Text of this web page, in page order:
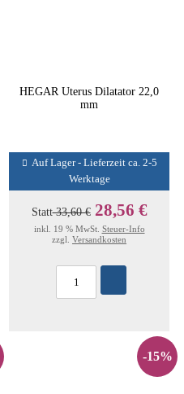
HEGAR Uterus Dilatator 22,0
mm
Auf Lager - Lieferzeit ca. 2-5
Werktage
Statt33,60 € 28,56 €
inkl. 19 % MwSt. Steuer-Info
zzgl. Versandkosten
-15%